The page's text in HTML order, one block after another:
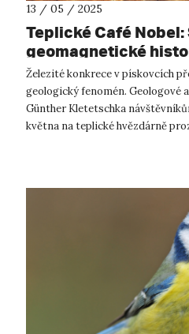
13 / 05 / 2025
Teplické Café Nobel:
geomagnetické
Železité konkrece v pískovcích
geologický fenomén. Geologové
Günther Kletetschka
května na teplické hvězdárně